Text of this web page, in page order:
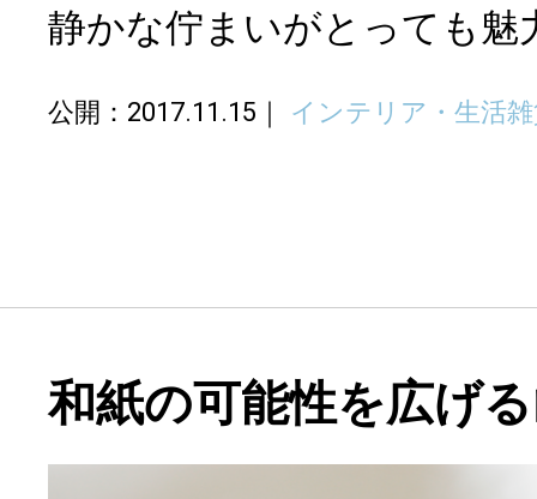
静かな佇まいがとっても魅
公開：2017.11.15 インテリア・生活
和紙の可能性を広げ